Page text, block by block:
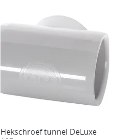
Snel overzicht
Hekschroef tunnel DeLuxe